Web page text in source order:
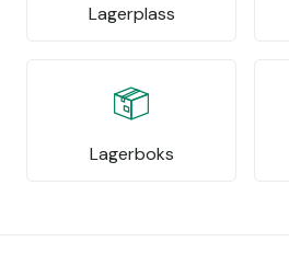
Lagerplass
Lagerboks